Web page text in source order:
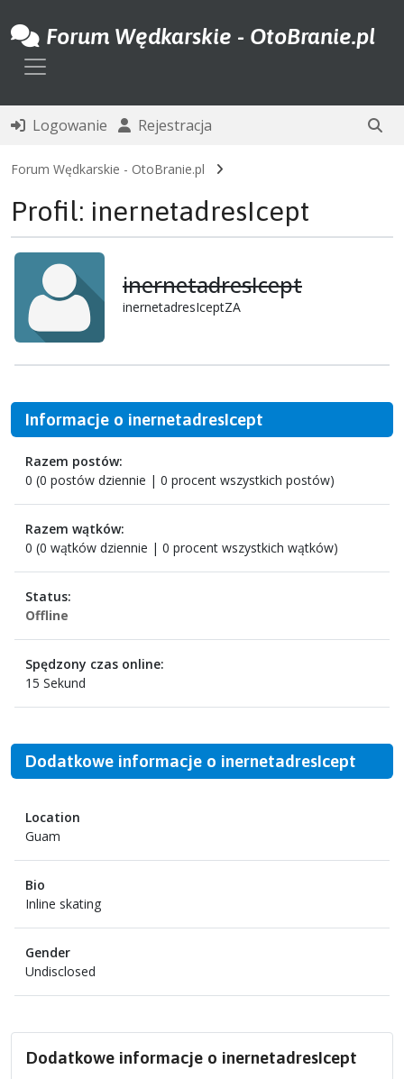
Forum Wędkarskie - OtoBranie.pl
Toggle navigation
Logowanie Rejestracja
Forum Wędkarskie - OtoBranie.pl
Profil: inernetadresIcept
inernetadresIcept
inernetadresIceptZA
Informacje o inernetadresIcept
Razem postów:
0 (0 postów dziennie | 0 procent wszystkich postów)
Razem wątków:
0 (0 wątków dziennie | 0 procent wszystkich wątków)
Status:
Offline
Spędzony czas online:
15 Sekund
Dodatkowe informacje o inernetadresIcept
Location
Guam
Bio
Inline skating
Gender
Undisclosed
Dodatkowe informacje o inernetadresIcept